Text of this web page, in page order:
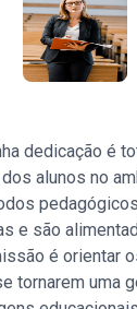
dedicação é
alunos no
e são
é orientar
tornarem uma